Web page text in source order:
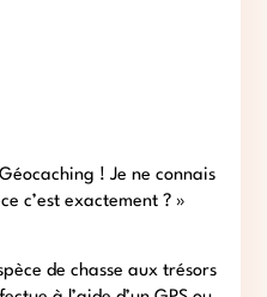
! Je ne connais
c’est exactement ? »
de chasse aux trésors